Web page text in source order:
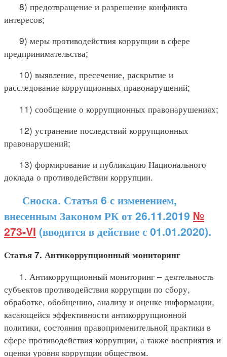
8) предотвращение и разрешение конфликта
интересов;
9) меры противодействия коррупции в сфере
предпринимательства;
10) выявление, пресечение, раскрытие и
расследование коррупционных правонарушений;
11) сообщение о коррупционных правонарушениях;
12) устранение последствий коррупционных
правонарушений;
13) формирование и публикацию Национального
доклада о противодействии коррупции.
Сноска. Статья 6 с изменением,
внесенным Законом РК от 26.11.2019 №
273-VI (вводится в действие с 01.01.2020).
Статья 7. Антикоррупционный мониторинг
1. Антикоррупционный мониторинг – деятельность
субъектов противодействия коррупции по сбору,
обработке, обобщению, анализу и оценке информации,
касающейся эффективности антикоррупционной
политики, состояния правоприменительной практики в
сфере противодействия коррупции, а также восприятия и
оценки уровня коррупции обществом.